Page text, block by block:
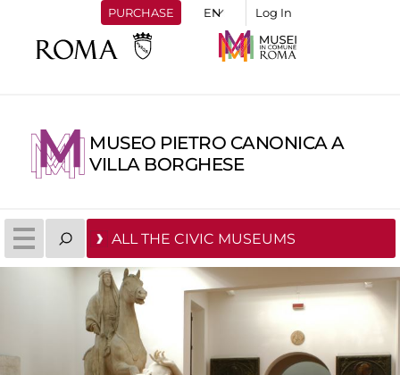
PURCHASE Log In
MUSEO PIETRO CANONICA A
VILLA BORGHESE
ALL THE CIVIC MUSEUMS